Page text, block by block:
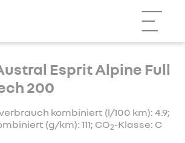
Esprit Alpine Full
200
kombiniert (l/100 km): 4.9;
(g/km): 111; CO2-Klasse: C